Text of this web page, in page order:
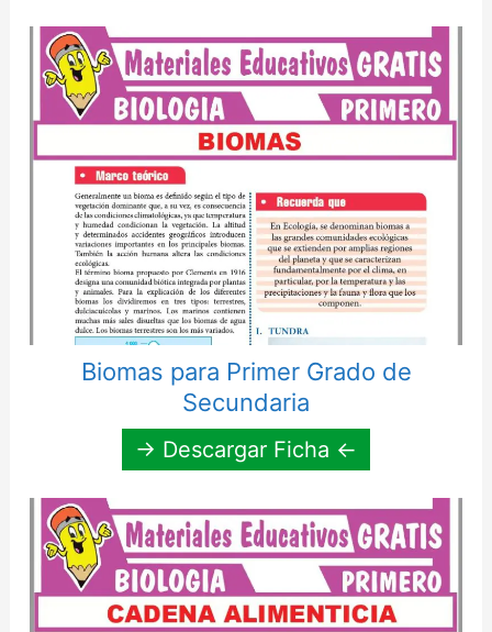
Biomas para Primer Grado de
Secundaria
→ Descargar Ficha ←